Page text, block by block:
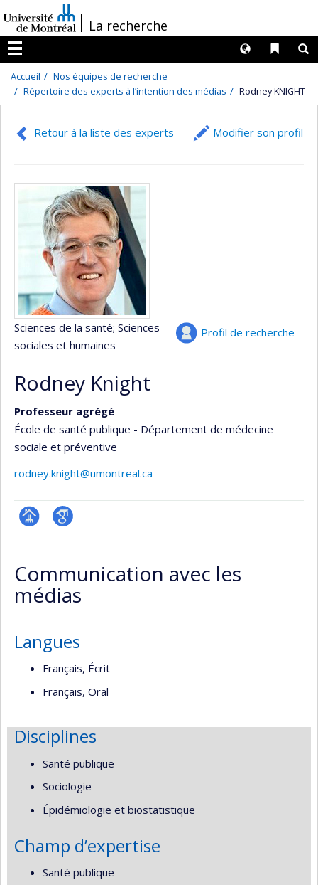
au
contenu
/La recherche
Menu
Liens
Langues
Accueil
Nos équipes de recherche
Répertoire des experts à l’intention des médias
Rodney KNIGHT
Retour à la liste des experts Modifier son profil
Profil de recherche
Sciences de la santé; Sciences
sociales et humaines
Rodney Knight
Professeur agrégé
École de santé publique - Département de médecine
sociale et préventive
rodney.knight@umontreal.ca
Page
(faculté,département,école)
Google
Communication avec les
médias
Langues
Français, Écrit
Français, Oral
Disciplines
Santé publique
Sociologie
Épidémiologie et biostatistique
Champ d’expertise
Santé publique